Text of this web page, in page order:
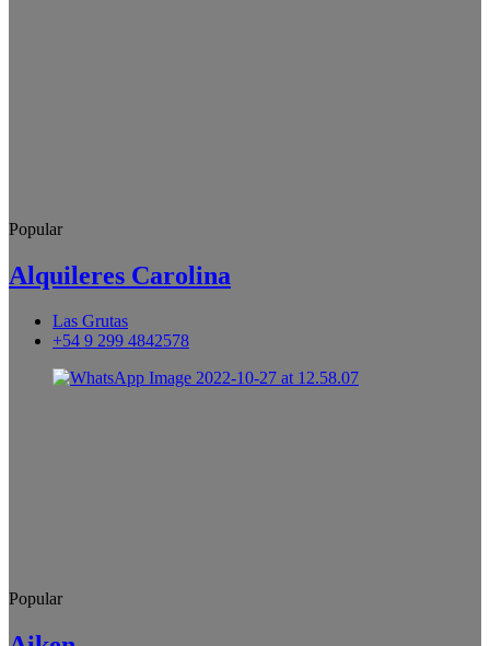
Popular
Alquileres Carolina
Las Grutas
+54 9 299 4842578
Popular